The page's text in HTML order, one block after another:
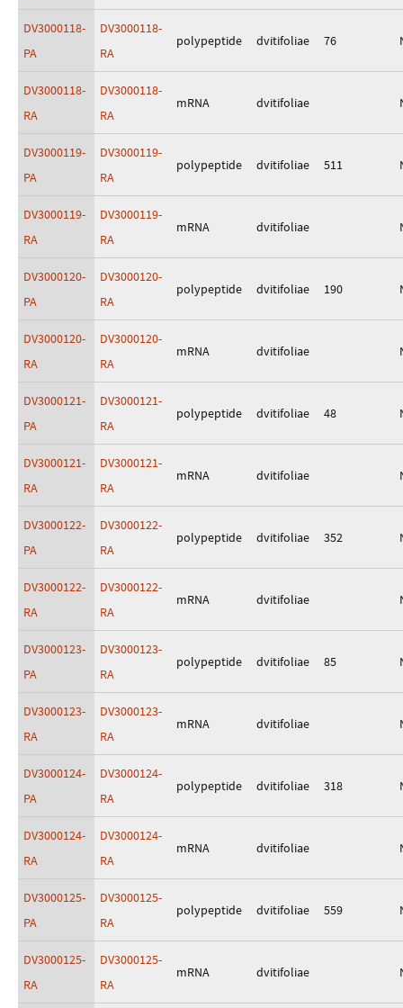
DV3000118-
PA
DV3000118-
RA
polypeptide dvitifoliae 76
DV3000118-
RA
DV3000118-
RA
mRNA dvitifoliae
DV3000119-
PA
DV3000119-
RA
polypeptide dvitifoliae 511
DV3000119-
RA
DV3000119-
RA
mRNA dvitifoliae
DV3000120-
PA
DV3000120-
RA
polypeptide dvitifoliae 190
DV3000120-
RA
DV3000120-
RA
mRNA dvitifoliae
DV3000121-
PA
DV3000121-
RA
polypeptide dvitifoliae 48
DV3000121-
RA
DV3000121-
RA
mRNA dvitifoliae
DV3000122-
PA
DV3000122-
RA
polypeptide dvitifoliae 352
DV3000122-
RA
DV3000122-
RA
mRNA dvitifoliae
DV3000123-
PA
DV3000123-
RA
polypeptide dvitifoliae 85
DV3000123-
RA
DV3000123-
RA
mRNA dvitifoliae
DV3000124-
PA
DV3000124-
RA
polypeptide dvitifoliae 318
DV3000124-
RA
DV3000124-
RA
mRNA dvitifoliae
DV3000125-
PA
DV3000125-
RA
polypeptide dvitifoliae 559
DV3000125-
RA
DV3000125-
RA
mRNA dvitifoliae